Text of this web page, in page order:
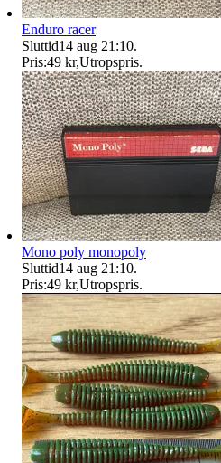
Enduro racer
Sluttid14 aug 21:10.
Pris:49 kr,Utropspris.
Mono poly monopoly
Sluttid14 aug 21:10.
Pris:49 kr,Utropspris.